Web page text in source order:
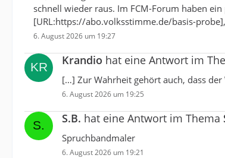
schnell wieder raus. Im FCM-Forum haben
[URL:https://abo.volksstimme.de/basis-
6. August 2026 um 19:27
Krandio hat eine Antwort im
[…] Zur Wahrheit gehört auch, dass
6. August 2026 um 19:25
S.B. hat eine Antwort im Thema
Spruchbandmaler
6. August 2026 um 19:21